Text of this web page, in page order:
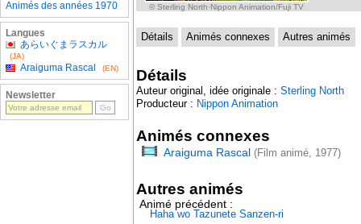
© Sterling North·Nippon Animation/Fuji TV
Détails Animés connexes Autres animés
Détails
Auteur original, idée originale : Sterling North
Producteur : Nippon Animation
Animés connexes
Araiguma Rascal(Film animé, 1977)
Autres animés
Animé précédent :
Haha wo Tazunete Sanzen-ri
Animés des années 1970
Langues
あらいぐまラスカル
(JA)
Araiguma Rascal (EN)
Newsletter